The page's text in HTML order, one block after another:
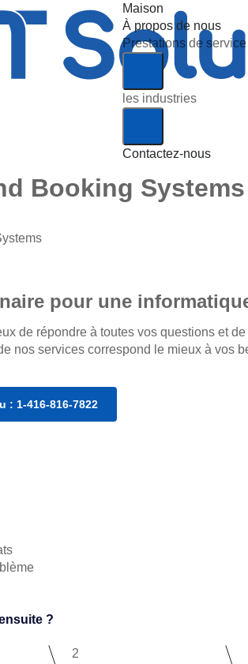
Maison
À propos de nous
Prestations de service
les industries
Contactez-nous
Booking Systems
pour une
de répondre à toutes vos questions et
nos services correspond le mieux à vos
: 1-416-816-7822
?
2